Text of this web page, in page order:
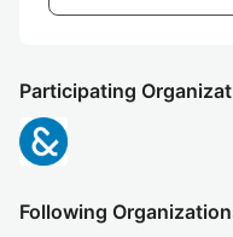
Participating
Following